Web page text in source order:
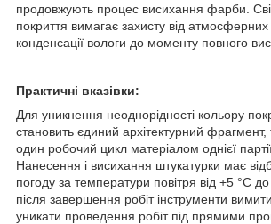
продовжують процес висихання фарби.
покриття вимагає захисту від атмосферних
конденсації вологи до моменту повного
Практичні вказівки:
Для уникнення неоднорідності кольору
становить єдиний архітектурний
один робочий цикл матеріалом однієї партії
Нанесення і висихання штукатурки має
погоду за температури повітря від +5 °C
після завершення робіт інструменти
уникати проведення робіт під прямими